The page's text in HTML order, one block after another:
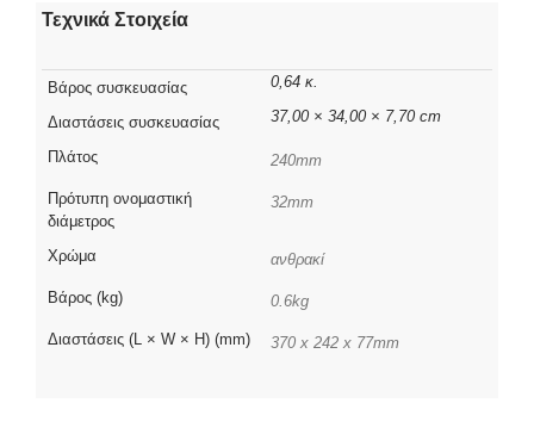
Τεχνικά Στοιχεία
Βάρος συσκευασίας 0,64 κ.
Διαστάσεις συσκευασίας 37,00 × 34,00 × 7,70 cm
Πλάτος 240mm
Πρότυπη ονομαστική
διάμετρος
32mm
Χρώμα ανθρακί
Βάρος (kg) 0.6kg
Διαστάσεις (L × W × H) (mm) 370 x 242 x 77mm